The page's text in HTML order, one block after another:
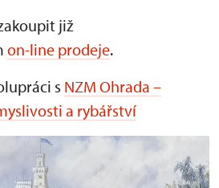
již
on-line prodeje.
s NZM Ohrada –
a rybářství